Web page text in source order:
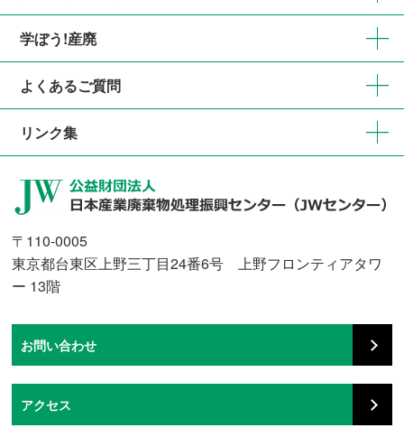
学ぼう!産廃
よくあるご質問
リンク集
〒110-0005
東京都台東区上野三丁目24番6号 上野フロンティアタワ
ー 13階
お問い合わせ
アクセス